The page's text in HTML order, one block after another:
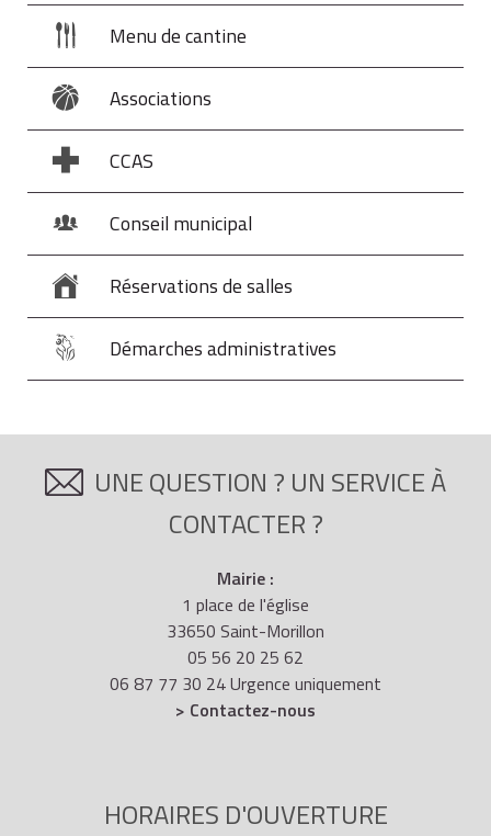
Menu de cantine
Associations
CCAS
Conseil municipal
Réservations de salles
Démarches administratives
UNE QUESTION ? UN SERVICE À
CONTACTER ?
Mairie :
1 place de l'église
33650 Saint-Morillon
05 56 20 25 62
06 87 77 30 24 Urgence uniquement
> Contactez-nous
HORAIRES D'OUVERTURE